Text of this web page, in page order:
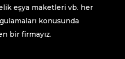
eşya maketleri vb. her
konusunda
bir firmayız.